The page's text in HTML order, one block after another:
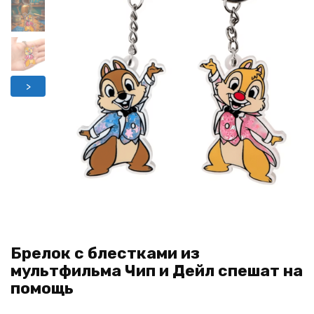
>
Брелок с блестками из
мультфильма Чип и Дейл спешат на
помощь